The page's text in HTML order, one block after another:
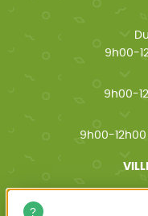
9h00-
9h00-
9h00-